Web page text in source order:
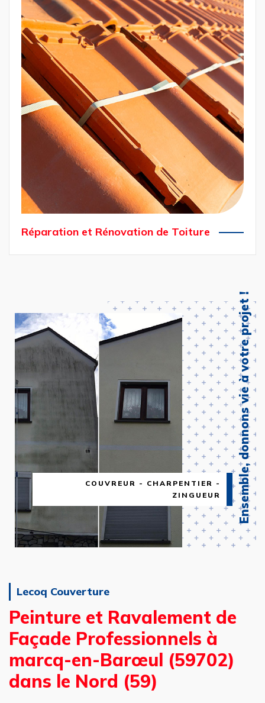
Réparation et
de Toiture
Réparation et Rénovation de Toiture
COUVREUR - CHARPENTIER -
ZINGUEUR
Ensemble, donnons vie à votre projet !
Lecoq Couverture
Peinture et Ravalement de
Façade Professionnels à
marcq-en-Barœul (59702)
dans le Nord (59)